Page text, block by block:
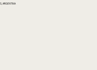
ARGENTINA